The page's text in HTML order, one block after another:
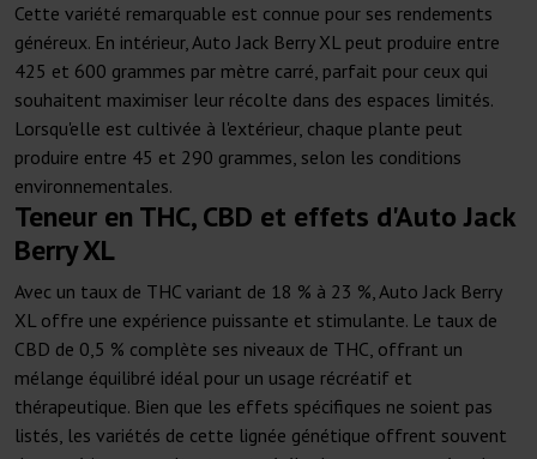
Cette variété remarquable est connue pour ses rendements
généreux. En intérieur, Auto Jack Berry XL peut produire entre
425 et 600 grammes par mètre carré, parfait pour ceux qui
souhaitent maximiser leur récolte dans des espaces limités.
Lorsqu'elle est cultivée à l'extérieur, chaque plante peut
produire entre 45 et 290 grammes, selon les conditions
environnementales.
Teneur en THC, CBD et effets d'Auto Jack
Berry XL
Avec un taux de THC variant de 18 % à 23 %, Auto Jack Berry
XL offre une expérience puissante et stimulante. Le taux de
CBD de 0,5 % complète ses niveaux de THC, offrant un
mélange équilibré idéal pour un usage récréatif et
thérapeutique. Bien que les effets spécifiques ne soient pas
listés, les variétés de cette lignée génétique offrent souvent